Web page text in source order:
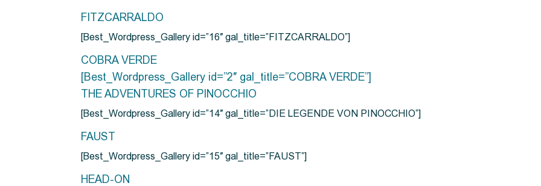
FITZCARRALDO
[Best_Wordpress_Gallery id=”16″ gal_title=”FITZCARRALDO”]
COBRA VERDE
[Best_Wordpress_Gallery id=”2″ gal_title=”COBRA VERDE”]
THE ADVENTURES OF PINOCCHIO
[Best_Wordpress_Gallery id=”14″ gal_title=”DIE LEGENDE VON PINOCCHIO”]
FAUST
[Best_Wordpress_Gallery id=”15″ gal_title=”FAUST”]
HEAD-ON